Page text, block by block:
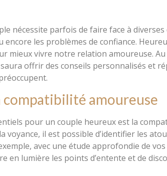
nécessite parfois de faire face à
encore les problèmes de confiance.
mieux vivre notre relation amoureuse.
offrir des conseils personnalisés et
compatibilité amoureuse
pour un couple heureux est la
voyance, il est possible d’identifier les
avec une étude approfondie de
en lumière les points d’entente et de